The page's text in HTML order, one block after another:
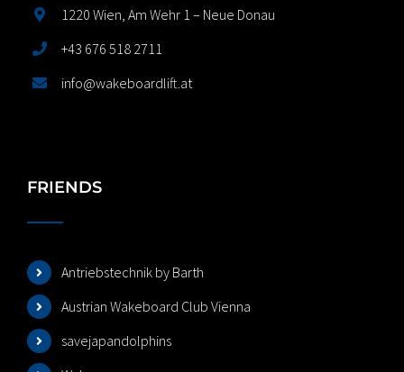
1220 Wien, Am Wehr 1 – Neue Donau
+43 676 518 2711
info@wakeboardlift.at
FRIENDS
Antriebstechnik by Barth
Austrian Wakeboard Club Vienna
savejapandolphins